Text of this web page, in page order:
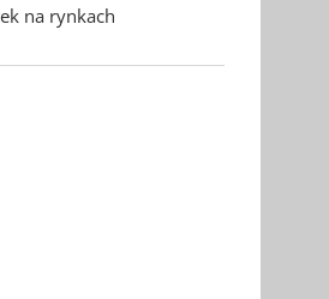
na rynkach